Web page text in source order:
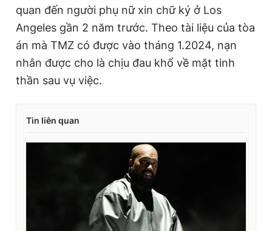
quan đến người phụ nữ xin chữ ký ở Los
Angeles gần 2 năm trước. Theo tài liệu của tòa
án mà TMZ có được vào tháng 1.2024, nạn
nhân được cho là chịu đau khổ về mặt tinh
thần sau vụ việc.
Tin liên quan